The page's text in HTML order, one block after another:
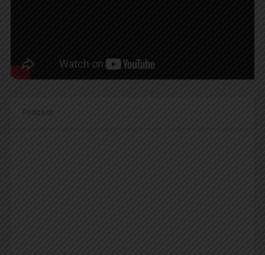
Podcast